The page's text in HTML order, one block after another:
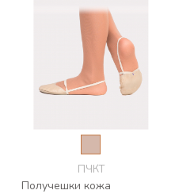
ПЧКТ
Получешки кожа